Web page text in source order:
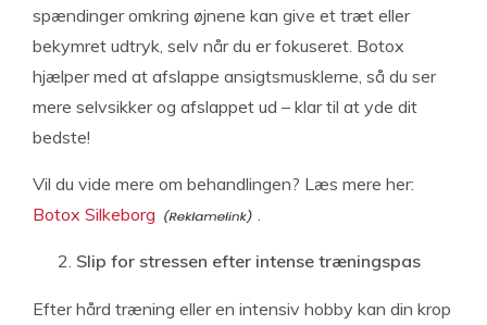
spændinger omkring øjnene kan give et træt eller
bekymret udtryk, selv når du er fokuseret. Botox
hjælper med at afslappe ansigtsmusklerne, så du ser
mere selvsikker og afslappet ud – klar til at yde dit
bedste!
Vil du vide mere om behandlingen? Læs mere her:
Botox Silkeborg
.
Slip for stressen efter intense træningspas
Efter hård træning eller en intensiv hobby kan din krop